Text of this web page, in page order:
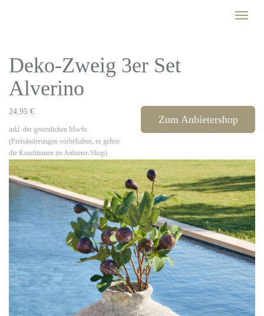
Toggle
Deko-Zweig 3er Set
Alverino
24,95 €
inkl. der gesetzlichen MwSt.
(Preisänderungen vorbehalten, es gelten
die Konditionen im Anbieter-Shop)
Zum Anbietershop